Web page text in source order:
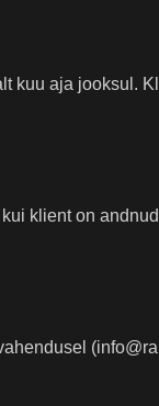
aja jooksul.
klient on